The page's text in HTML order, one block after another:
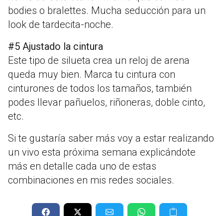
bodies o bralettes. Mucha seducción para un
look de tardecita-noche.
#5 Ajustado la cintura
Este tipo de silueta crea un reloj de arena
queda muy bien. Marca tu cintura con
cinturones de todos los tamaños, también
podes llevar pañuelos, riñoneras, doble cinto,
etc.
Si te gustaría saber más voy a estar realizando
un vivo esta próxima semana explicándote
más en detalle cada uno de estas
combinaciones en mis redes sociales.